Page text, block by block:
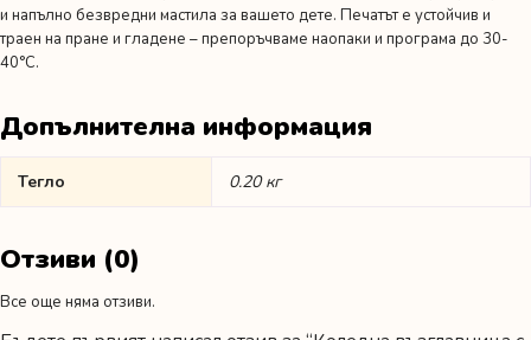
и напълно безвредни мастила за вашето дете. Печатът е устойчив и
траен на пране и гладене – препоръчваме наопаки и програма до 30-
40°C.
Допълнителна информация
Тегло 0.20 кг
Отзиви (0)
Все още няма отзиви.